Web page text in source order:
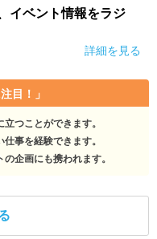
イベント情報をラジ
詳細を見る
目！」
つことができます。
事を経験できます。
企画にも携われます。